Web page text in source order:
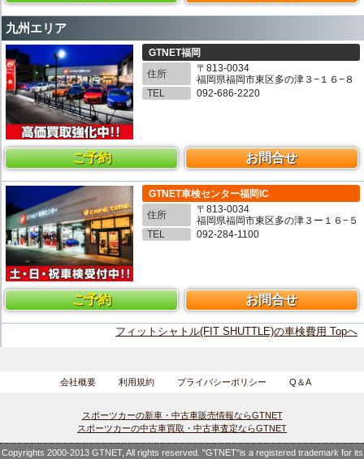
九州エリア
GTNET福岡
住所
〒813-0034
福岡県福岡市東区多の津３−１６−８
TEL
092-686-2220
ご予約 お問合せ
GTNET車検センター福岡IC
住所
〒813-0034
福岡県福岡市東区多の津３ー１６−５
TEL
092-284-1100
ご予約 お問合せ
フィットシャトル(FIT SHUTTLE)の車検費用 Topへ
会社概要 利用規約 プライバシーポリシー Q＆A
スポーツカーの新車・中古車販売情報ならGTNET
スポーツカーの中古車買取・中古車査定ならGTNET
Copyrights 2000-2013 GTNET, All rights reserved. "GTNET"is a registered trademark for its